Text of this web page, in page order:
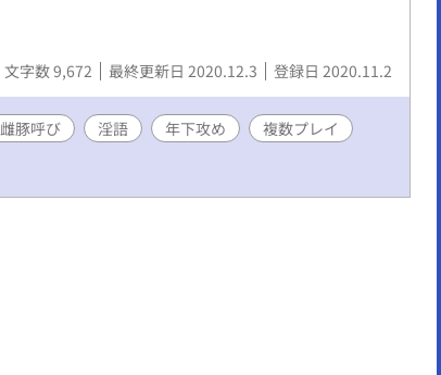
文字数 9,672 最終更新日 2020.12.3 登録日 2020.11.2
雌豚呼び 淫語 年下攻め
複数プレイ